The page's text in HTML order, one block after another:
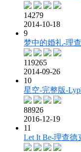
14279
2014-10-18
9
梦中的婚礼-理
119265
2014-09-26
10
星空-完整版-
88926
2016-12-19
11
Let It Be-理查德